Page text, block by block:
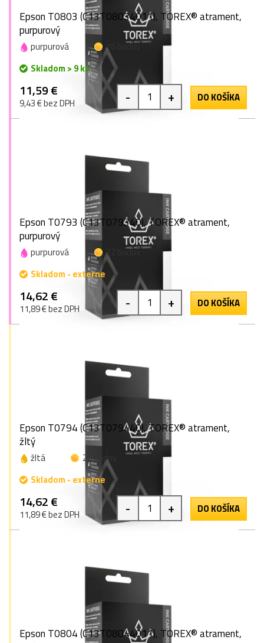
Epson T0803 (C13T08034011), TOREX® atrament,
purpurový
purpurová
16 bodov
Skladom > 9 ks
11,59 €
9,43 € bez DPH - + DO KOŠÍKA
Epson T0793 (C13T079340), TOREX® atrament,
purpurový
purpurová
22 bodov
Skladom - externe
14,62 €
11,89 € bez DPH - + DO KOŠÍKA
Epson T0794 (C13T079440), TOREX® atrament,
žltý
žltá
20 bodov
Skladom - externe
14,62 €
11,89 € bez DPH - + DO KOŠÍKA
Epson T0804 (C13T08044011), TOREX® atrament,